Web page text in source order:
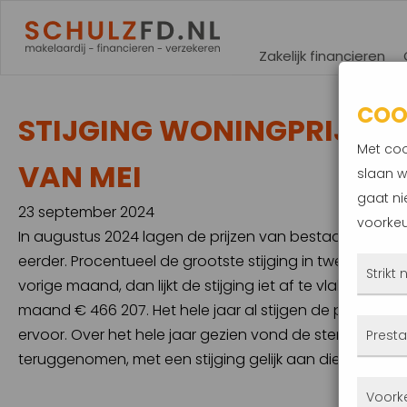
Zakelijk financieren
STIJGING WONINGPRIJS
VAN MEI
23 september 2024
In augustus 2024 lagen de prijzen van bestaande
eerder. Procentueel de grootste stijging in twee jaar.
vorige maand, dan lijkt de stijging iet af te vlakken. De
maand € 466 207. Het hele jaar al stijgen de prijzen
ervoor. Over het hele jaar gezien vond de sterkte
teruggenomen, met een stijging gelijk aan die in mei.
Met
slaan
gaat
Strikt